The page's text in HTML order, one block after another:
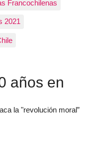
Francochilenas
2021
años en
la "revolución moral”